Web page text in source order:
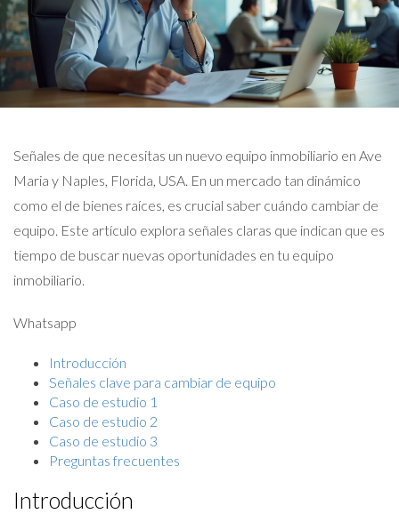
Señales de que necesitas un nuevo equipo inmobiliario en Ave
Maria y Naples, Florida, USA. En un mercado tan dinámico
como el de bienes raíces, es crucial saber cuándo cambiar de
equipo. Este artículo explora señales claras que indican que es
tiempo de buscar nuevas oportunidades en tu equipo
inmobiliario.
Whatsapp
Introducción
Señales clave para cambiar de equipo
Caso de estudio 1
Caso de estudio 2
Caso de estudio 3
Preguntas frecuentes
Introducción